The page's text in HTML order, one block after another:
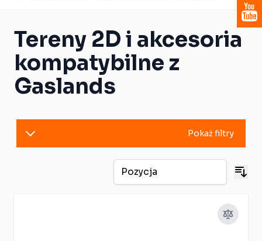
Tereny 2D i akcesoria
kompatybilne z
Gaslands
Pokaż filtry